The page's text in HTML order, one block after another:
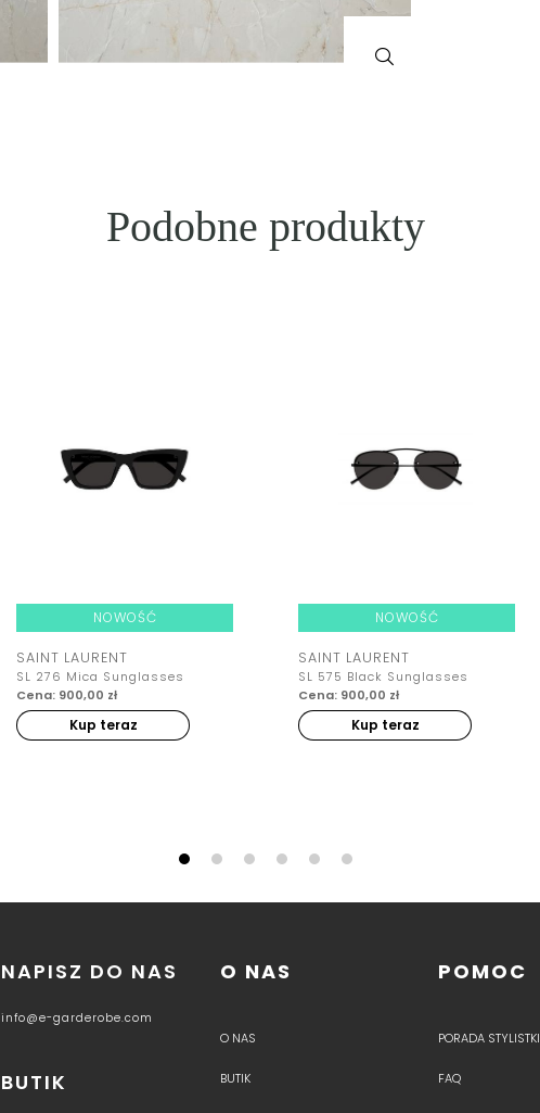
Podobne produkty
NOWOŚĆ
SAINT LAURENT
SL 276 Mica Sunglasses
Cena: 900,00 zł
Kup teraz
NOWOŚĆ
SAINT LAURENT
SL 575 Black Sunglasses
Cena: 900,00 zł
Kup teraz
NAPISZ DO NAS
info@e-garderobe.com
BUTIK
O NAS
O NAS
BUTIK
POMOC
PORADA STYLISTKI
FAQ